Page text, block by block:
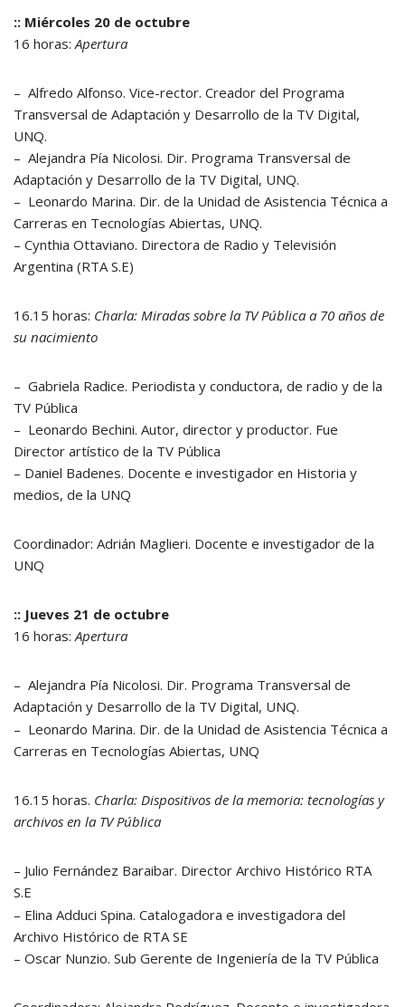
:: Miércoles 20 de octubre
16 horas:Apertura
– Alfredo Alfonso. Vice-rector. Creador del Programa
Transversal de Adaptación y Desarrollo de la TV Digital,
UNQ.
– Alejandra Pía Nicolosi. Dir. Programa Transversal de
Adaptación y Desarrollo de la TV Digital, UNQ.
– Leonardo Marina. Dir. de la Unidad de Asistencia Técnica a
Carreras en Tecnologías Abiertas, UNQ.
– Cynthia Ottaviano. Directora de Radio y Televisión
Argentina (RTA S.E)
16.15 horas: Charla: Miradas sobre la TV Pública a 70 años de
su nacimiento
– Gabriela Radice. Periodista y conductora, de radio y de la
TV Pública
– Leonardo Bechini. Autor, director y productor. Fue
Director artístico de la TV Pública
– Daniel Badenes. Docente e investigador en Historia y
medios, de la UNQ
Coordinador: Adrián Maglieri. Docente e investigador de la
UNQ
:: Jueves 21 de octubre
16 horas: Apertura
– Alejandra Pía Nicolosi. Dir. Programa Transversal de
Adaptación y Desarrollo de la TV Digital, UNQ.
– Leonardo Marina. Dir. de la Unidad de Asistencia Técnica a
Carreras en Tecnologías Abiertas, UNQ
16.15 horas. Charla: Dispositivos de la memoria: tecnologías y
archivos en la TV Pública
– Julio Fernández Baraibar. Director Archivo Histórico RTA
S.E
– Elina Adduci Spina. Catalogadora e investigadora del
Archivo Histórico de RTA SE
– Oscar Nunzio. Sub Gerente de Ingeniería de la TV Pública